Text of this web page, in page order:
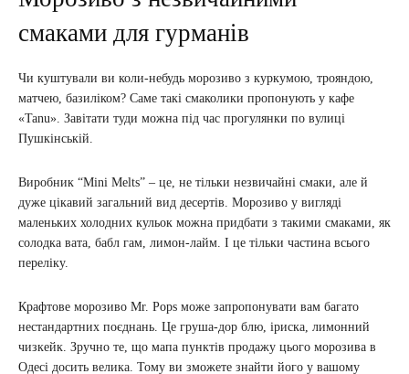
смаками для гурманів
Чи куштували ви коли-небудь морозиво з куркумою, трояндою,
матчею, базиліком? Саме такі смаколики пропонують у кафе
«Tanu». Завітати туди можна під час прогулянки по вулиці
Пушкінській.
Виробник “Mini Melts” – це, не тільки незвичайні смаки, але й
дуже цікавий загальний вид десертів. Морозиво у вигляді
маленьких холодних кульок можна придбати з такими смаками, як
солодка вата, бабл гам, лимон-лайм. І це тільки частина всього
переліку.
Крафтове морозиво Mr. Pops може запропонувати вам багато
нестандартних поєднань. Це груша-дор блю, іриска, лимонний
чизкейк. Зручно те, що мапа пунктів продажу цього морозива в
Одесі досить велика. Тому ви зможете знайти його у вашому